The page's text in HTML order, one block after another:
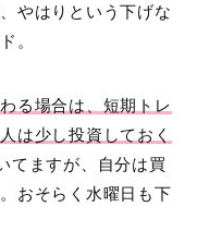
やはりという下げな
。
る場合は、短期トレ
は少し投資しておく
てますが、自分は買
おそらく水曜日も下